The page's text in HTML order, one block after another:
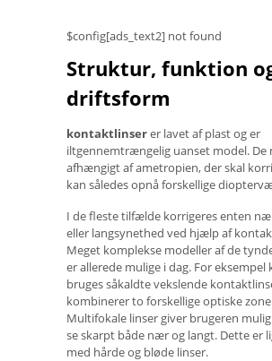
$config[ads_text2] not found
Struktur, funktion
driftsform
kontaktlinserer lavet af plast og er
iltgennemtrængelig uanset model. De
afhængigt af ametropien, der skal
kan således opnå forskellige
I de fleste tilfælde korrigeres enten
eller langsynethed ved hjælp af
Meget komplekse modeller af de
er allerede mulige i dag. For eksempel
bruges såkaldte vekslende
kombinerer to forskellige optiske
Multifokale linser giver brugeren
se skarpt både nær og langt. Dette er
med hårde og bløde linser.